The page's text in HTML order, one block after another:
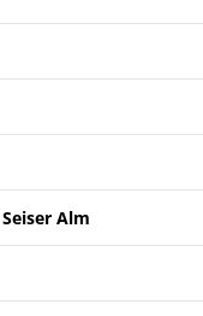
Seiser Alm